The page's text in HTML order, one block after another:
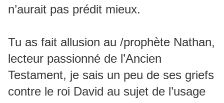
n’aurait pas prédit mieux.
Tu as fait allusion au /prophète Nathan,
lecteur passionné de l’Ancien
Testament, je sais un peu de ses griefs
contre le roi David au sujet de l’usage